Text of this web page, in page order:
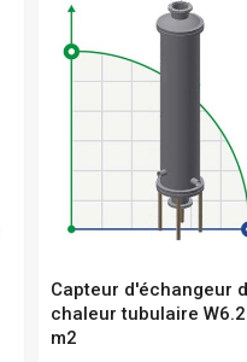
Capteur d'échangeur
chaleur tubulaire
m2